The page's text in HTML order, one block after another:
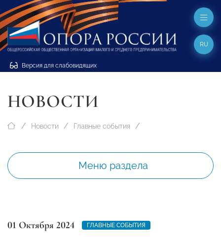
Версия для слабовидящих
RU
НОВОСТИ
Новости Главные события
Меню раздела
01 Октября 2024 ГЛАВНЫЕ СОБЫТИЯ